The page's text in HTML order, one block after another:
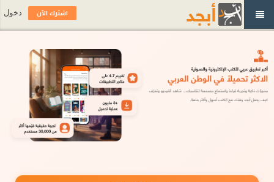
اشترك الآن دخول